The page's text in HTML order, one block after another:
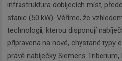
infrastruktura dobíjecích míst,
stanic (50 kW). Věříme, že
technologii, kterou disponují
připravena na nové, chystané typy
právě nabíječky Siemens